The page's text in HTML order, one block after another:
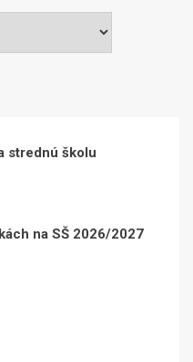
strednú školu
na SŠ 2026/2027